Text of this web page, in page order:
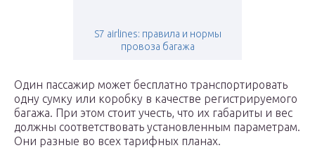
S7 airlines: правила и нормы
провоза багажа
Один пассажир может бесплатно транспортировать
одну сумку или коробку в качестве регистрируемого
багажа. При этом стоит учесть, что их габариты и вес
должны соответствовать установленным параметрам.
Они разные во всех тарифных планах.